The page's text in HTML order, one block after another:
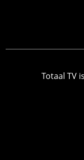
Totaal TV